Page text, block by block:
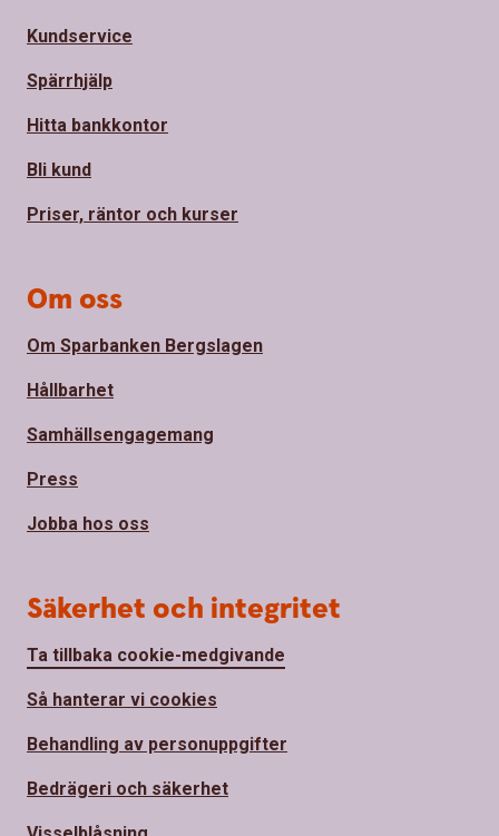
Kundservice
Spärrhjälp
Hitta bankkontor
Bli kund
Priser, räntor och kurser
Om oss
Om Sparbanken Bergslagen
Hållbarhet
Samhällsengagemang
Press
Jobba hos oss
Säkerhet och integritet
Ta tillbaka cookie-medgivande
Så hanterar vi cookies
Behandling av personuppgifter
Bedrägeri och säkerhet